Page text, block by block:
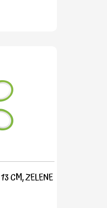
CM, ZELENE